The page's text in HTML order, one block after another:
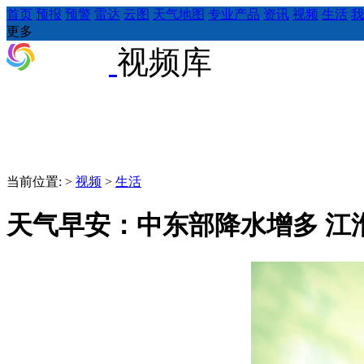
首页 预报 预警 雷达 云图 天气地图 专业产品 资讯 视频 生活
更多
视频库
当前位置: > 视频 > 生活
天气早安：中东部降水增多 江